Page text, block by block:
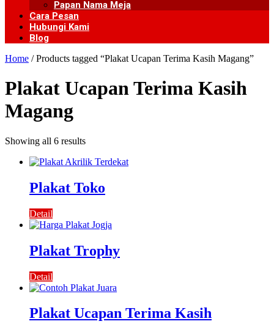
Papan Nama Meja
Cara Pesan
Hubungi Kami
Blog
Home / Products tagged “Plakat Ucapan Terima Kasih Magang”
Plakat Ucapan Terima Kasih
Magang
Showing all 6 results
Plakat Toko
Detail
Plakat Trophy
Detail
Plakat Ucapan Terima Kasih